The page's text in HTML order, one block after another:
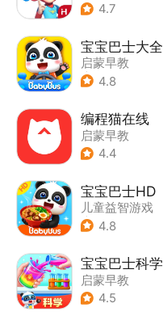
4.7
宝宝巴士大全
启蒙早教
| 儿童益智游戏
4.8
编程猫在线
启蒙早教
4.4
宝宝巴士HD
儿童益智游戏
| 启蒙早教
4.8
宝宝巴士科学
启蒙早教
4.5